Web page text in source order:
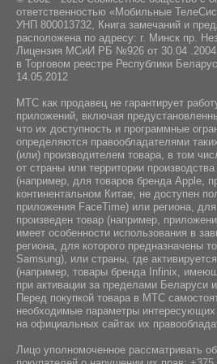
NFC:
Нeт
Навигация:
Только через интернет
ответственностью «Мобильные
УНП 800013732, Книга замечаний и
расположена по адресу: г. Минск пр.
Лицензия МСиИ РБ №926 от 30.04 .2004.
в Торговом реестре Республики
14.05.2012
МТС как продавец не гарантирует
приложений, включая
что их доступность и программные
определяются правообладателями
(или) производителем товара, в том
от страны или территории производства
(например, для товаров бренда Apple,
континентальном Китае, не доступен
приложения FaceTime) или региона, для
произведен товар (например,
имеет особенности использования в
региона, для которого предназначены
Samsung), или страны, где
(например, товары бренда Infiniх,
при активации за пределами Беларуси
Перед покупкой товара в МТС
необходимые параметры
на официальных сайтах их
Лицо уполномоченное рассматривать